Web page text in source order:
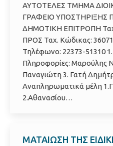
ΑΥΤΟΤΕΛΕΣ ΤΜΗΜΑ
ΓΡΑΦΕΙΟ ΥΠΟΣΤΗΡΙΞΗΣ
ΔΗΜΟΤΙΚΗ ΕΠΙΤΡΟΠΗ
ΠΡΟΣ Ταχ. Κώδικας:
Τηλέφωνο: 22373-51310
Πληροφορίες: Μαρούλης
Παναγιώτη 3. Γατή
Αναπληρωματικά μέλη
2.Αθανασίου…
ΜΑΤΑΙΩΣΗ ΤΗΣ